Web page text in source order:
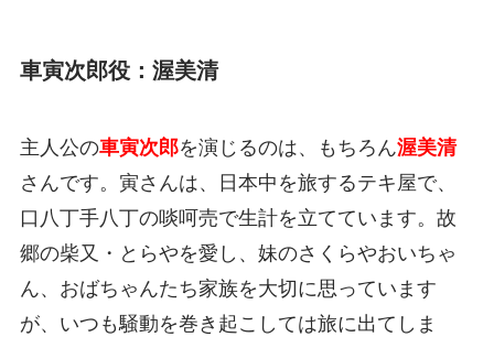
車寅次郎役：渥美清
主人公の車寅次郎を演じるのは、もちろん渥美清
さんです。寅さんは、日本中を旅するテキ屋で、
口八丁手八丁の啖呵売で生計を立てています。故
郷の柴又・とらやを愛し、妹のさくらやおいちゃ
ん、おばちゃんたち家族を大切に思っています
が、いつも騒動を巻き起こしては旅に出てしま